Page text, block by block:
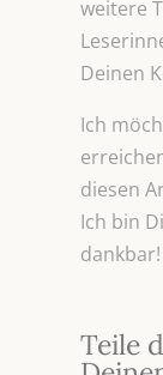
weitere
Deinen
Ich
diesen
Ich bin
dankbar!
Teile